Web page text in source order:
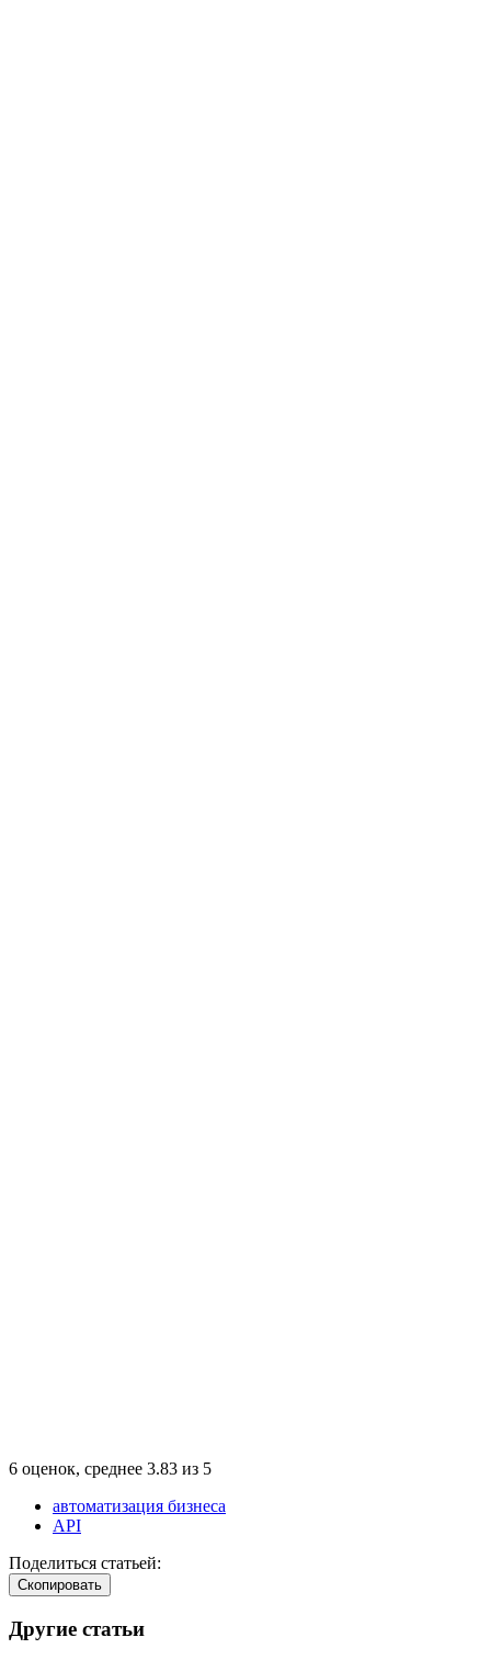
6 оценок, среднее 3.83 из 5
автоматизация бизнеса
API
Поделиться статьей:
Cкопировать
Другие статьи